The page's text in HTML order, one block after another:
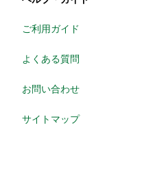
ご利用ガイド
よくある質問
お問い合わせ
サイトマップ